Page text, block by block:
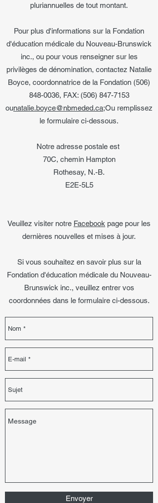
pluriannuelles de tout montant.
Pour plus d'informations sur la Fondation
d'éducation médicale du Nouveau-Brunswick
inc., ou pour vous renseigner sur les
privilèges de dénomination, contactez Natalie
Boyce, coordonnatrice de la Fondation (506)
848-0036, FAX: (506) 847-7153
ounatalie.boyce@nbmeded.ca;Ou remplissez
le formulaire ci-dessous.
Notre adresse postale est
70C, chemin Hampton
Rothesay, N.-B.
E2E-5L5
Veuillez visiter notre Facebook page pour les
dernières nouvelles et mises à jour.
Si vous souhaitez en savoir plus sur la
Fondation d'éducation médicale du Nouveau-
Brunswick inc., veuillez entrer vos
coordonnées dans le formulaire ci-dessous.
Envoyer